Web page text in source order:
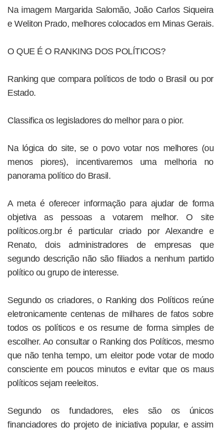
Na imagem Margarida Salomão, João Carlos Siqueira
e Weliton Prado, melhores colocados em Minas Gerais.
O QUE É O RANKING DOS POLÍTICOS?
Ranking que compara políticos de todo o Brasil ou por
Estado.
Classifica os legisladores do melhor para o pior.
Na lógica do site, se o povo votar nos melhores (ou
menos piores), incentivaremos uma melhoria no
panorama político do Brasil.
A meta é oferecer informação para ajudar de forma
objetiva as pessoas a votarem melhor. O site
políticos.org.br é particular criado por Alexandre e
Renato, dois administradores de empresas que
segundo descrição não são filiados a nenhum partido
político ou grupo de interesse.
Segundo os criadores, o Ranking dos Políticos reúne
eletronicamente centenas de milhares de fatos sobre
todos os políticos e os resume de forma simples de
escolher. Ao consultar o Ranking dos Políticos, mesmo
que não tenha tempo, um eleitor pode votar de modo
consciente em poucos minutos e evitar que os maus
políticos sejam reeleitos.
Segundo os fundadores, eles são os únicos
financiadores do projeto de iniciativa popular, e assim